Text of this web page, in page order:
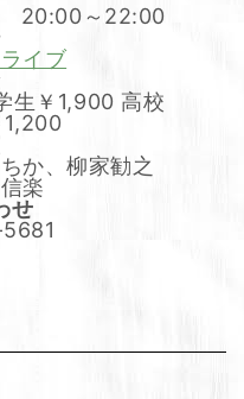
20:00～22:00
イブ
生￥1,900 高校
1,200
か、柳家勧之
楽
せ